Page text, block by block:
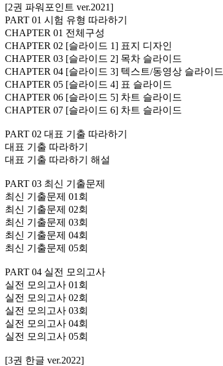
[2권 파워포인트 ver.2021]
PART 01 시험 유형 따라하기
CHAPTER 01 전체구성
CHAPTER 02 [슬라이드 1] 표지 디자인
CHAPTER 03 [슬라이드 2] 목차 슬라이드
CHAPTER 04 [슬라이드 3] 텍스트/동영상 슬라이드
CHAPTER 05 [슬라이드 4] 표 슬라이드
CHAPTER 06 [슬라이드 5] 차트 슬라이드
CHAPTER 07 [슬라이드 6] 차트 슬라이드
PART 02 대표 기출 따라하기
대표 기출 따라하기
대표 기출 따라하기 해설
PART 03 최신 기출문제
최신 기출문제 01회
최신 기출문제 02회
최신 기출문제 03회
최신 기출문제 04회
최신 기출문제 05회
PART 04 실전 모의고사
실전 모의고사 01회
실전 모의고사 02회
실전 모의고사 03회
실전 모의고사 04회
실전 모의고사 05회
[3권 한글 ver.2022]